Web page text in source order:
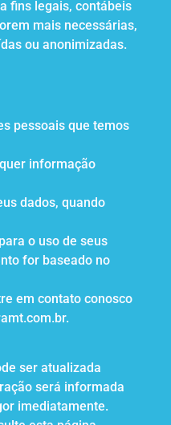
fins legais, contábeis
mais necessárias,
ou anonimizadas.
pessoais que temos
informação
dados, quando
para o uso de seus
for baseado no
em contato conosco
ser atualizada
será informada
imediatamente.